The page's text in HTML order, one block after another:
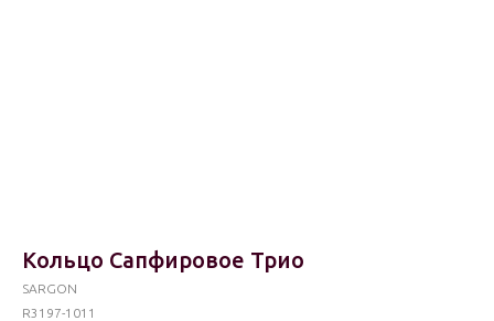
Кольцо Сапфировое Трио
SARGON
R3197-1011